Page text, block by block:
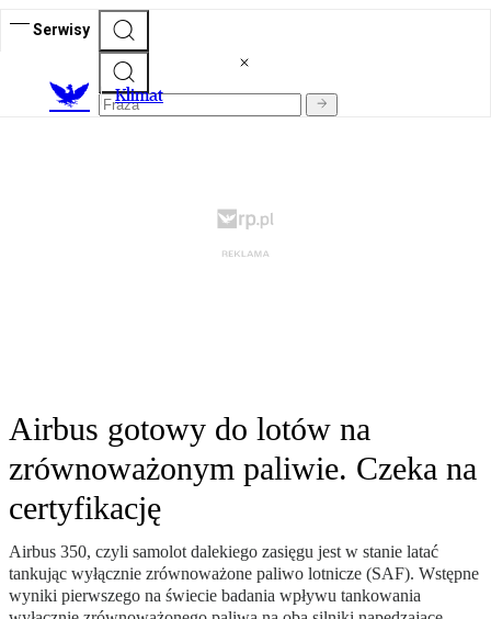
Serwisy
Klimat
Airbus gotowy do lotów na
zrównoważonym paliwie. Czeka na
certyfikację
Airbus 350, czyli samolot dalekiego zasięgu jest w stanie latać
tankując wyłącznie zrównoważone paliwo lotnicze (SAF). Wstępne
wyniki pierwszego na świecie badania wpływu tankowania